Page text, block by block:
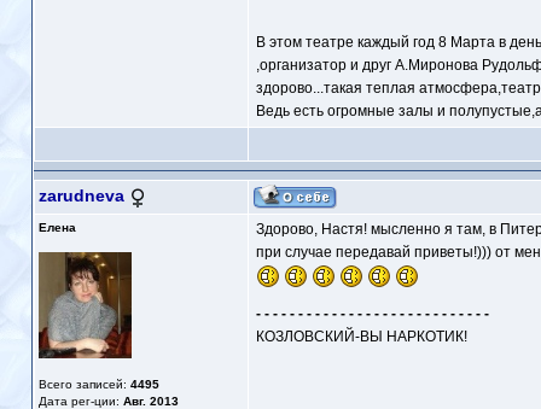
В этом театре каждый год 8 Марта в
,организатор и друг А.Миронова
здорово...такая теплая
Ведь есть огромные залы и
zarudneva
Елена
Всего записей: 4495
Дата рег-ции: Авг. 2013
Здорово, Настя! мысленно я там, в
при случае передавай приветы!))) от
- - - - - - - - - - - - - - - - - - - - - - - - - - - -
КОЗЛОВСКИЙ-ВЫ НАРКОТИК!